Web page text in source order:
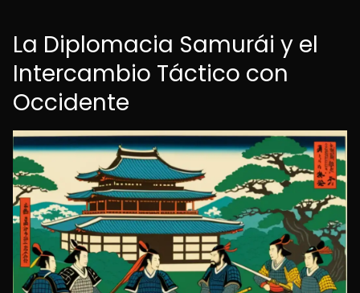
La Diplomacia Samurái y el
Intercambio Táctico con
Occidente